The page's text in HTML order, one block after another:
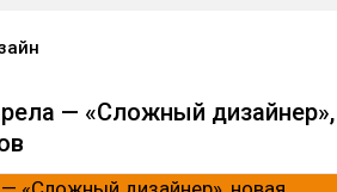
— «Сложный дизайнер»,